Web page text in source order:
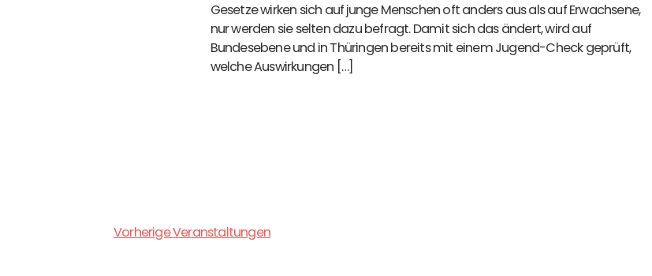
Gesetze wirken sich auf junge Menschen oft anders aus als auf Erwachsene,
nur werden sie selten dazu befragt. Damit sich das ändert, wird auf
Bundesebene und in Thüringen bereits mit einem Jugend-Check geprüft,
welche Auswirkungen […]
VorherigeVeranstaltungen